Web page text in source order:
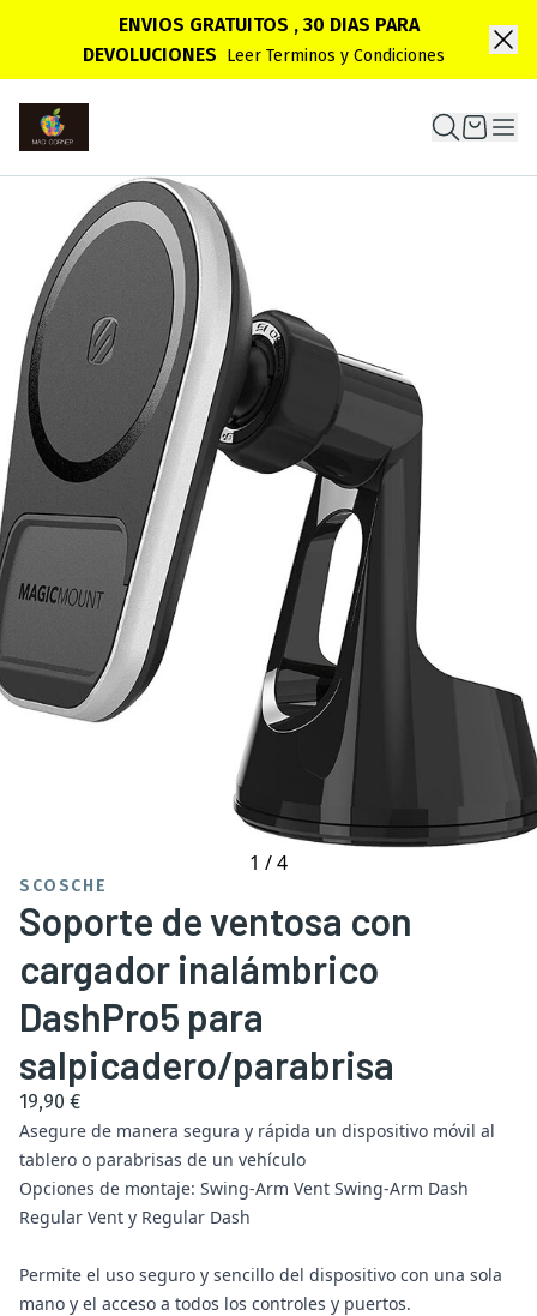
ENVIOS GRATUITOS , 30 DIAS PARA
DEVOLUCIONES Leer Terminos y Condiciones
1 /4
SCOSCHE
Soporte de ventosa con
cargador inalámbrico
DashPro5 para
salpicadero/parabrisa
19,90 €
Asegure de manera segura y rápida un dispositivo móvil al
tablero o parabrisas de un vehículo
Opciones de montaje: Swing-Arm Vent Swing-Arm Dash
Regular Vent y Regular Dash
Permite el uso seguro y sencillo del dispositivo con una sola
mano y el acceso a todos los controles y puertos.